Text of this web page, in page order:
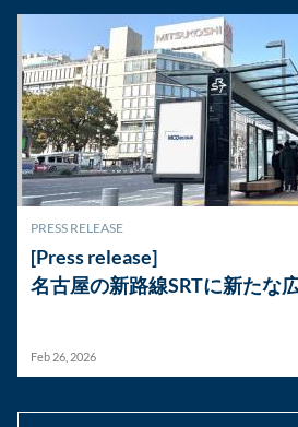
PRESS RELEASE
[Press release]
名古屋の新路線SRTに新たな
Feb 26, 2026